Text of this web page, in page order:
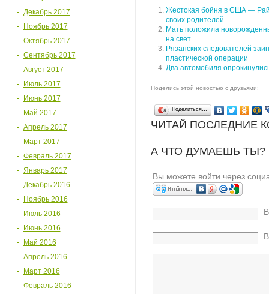
Декабрь 2017
Ноябрь 2017
Октябрь 2017
Сентябрь 2017
Август 2017
Июль 2017
Июнь 2017
Май 2017
Апрель 2017
Март 2017
Февраль 2017
Январь 2017
Декабрь 2016
Ноябрь 2016
Июль 2016
Июнь 2016
Май 2016
Апрель 2016
Март 2016
Февраль 2016
Жестокая бойня в США —
своих родителей
Мать положила
на свет
Рязанских следователей
пластической операции
Два автомобиля
Поделись этой новостью с друзьями:
Поделиться…
ЧИТАЙ ПОСЛЕДНИЕ
А ЧТО ДУМАЕШЬ
Вы можете войти через